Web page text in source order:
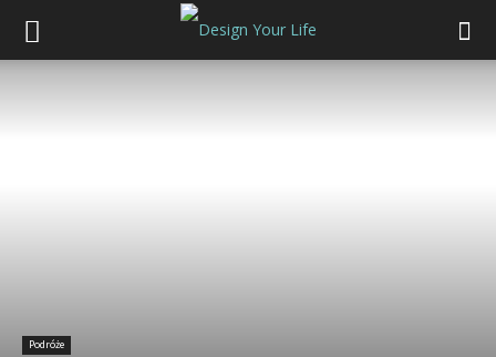
Podróże